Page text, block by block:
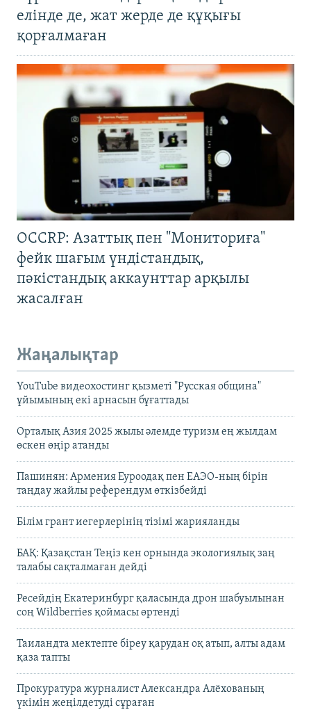
елінде де, жат жерде де құқығы
қорғалмаған
OCCRP: Азаттық пен "Мониториға"
фейк шағым үндістандық,
пәкістандық аккаунттар арқылы
жасалған
Жаңалықтар
YouTube видеохостинг қызметі "Русская община"
ұйымының екі арнасын бұғаттады
Орталық Азия 2025 жылы әлемде туризм ең жылдам
өскен өңір атанды
Пашинян: Армения Еуроодақ пен ЕАЭО-ның бірін
таңдау жайлы референдум өткізбейді
Білім грант иегерлерінің тізімі жарияланды
БАҚ: Қазақстан Теңіз кен орнында экологиялық заң
талабы сақталмаған дейді
Ресейдің Екатеринбург қаласында дрон шабуылынан
соң Wildberries қоймасы өртенді
Таиландта мектепте біреу қарудан оқ атып, алты адам
қаза тапты
Прокуратура журналист Александра Алёхованың
үкімін жеңілдетуді сұраған